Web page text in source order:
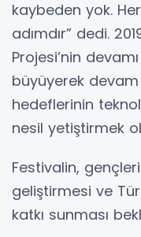
kaybeden yok.
adımdır” dedi.
Projesi’nin
büyüyerek
hedeflerinin
nesil yetiştirmek
Festivalin,
geliştirmesi ve
katkı sunması